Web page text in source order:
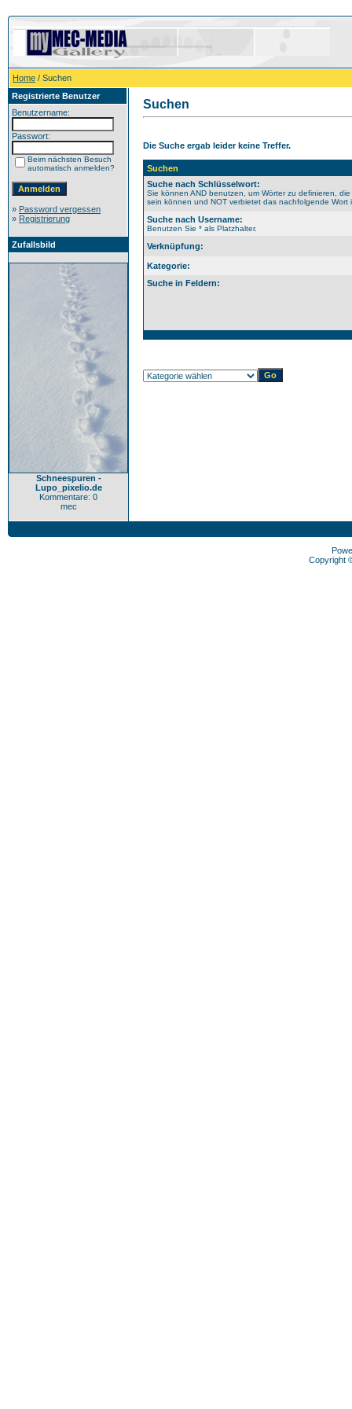
Home / Suchen
Registrierte Benutzer
Benutzername:
Passwort:
Beim nächsten Besuch
automatisch anmelden?
» Password vergessen
» Registrierung
Zufallsbild
Schneespuren -
Lupo_pixelio.de
Kommentare: 0
mec
Suchen
Die Suche ergab leider keine Treffer.
Suchen
Suche nach Schlüsselwort:
Sie können AND benutzen, um Wörter zu definieren,
sein können und NOT verbietet das nachfolgende Wort
Suche nach Username:
Benutzen Sie * als Platzhalter.
Verknüpfung:
Kategorie:
Suche in Feldern:
Copyright